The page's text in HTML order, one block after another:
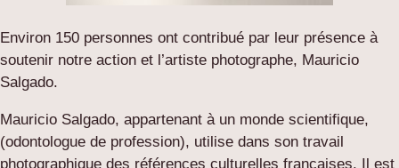
Environ 150 personnes ont contribué par leur présence à
soutenir notre action et l’artiste photographe, Mauricio
Salgado.
Mauricio Salgado, appartenant à un monde scientifique,
(odontologue de profession), utilise dans son travail
photographique des références culturelles françaises. Il est